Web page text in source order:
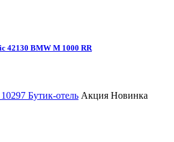
42130 BMW M 1000 RR
Акция Новинка